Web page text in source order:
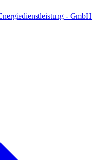
- GmbH